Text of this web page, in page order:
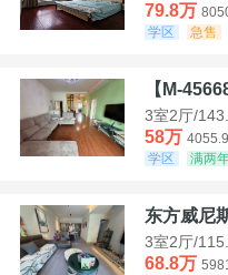
79.8万
学区
急售
【M-
3室2厅/
58万
学区
满两
东方威尼
3室2厅/
68.8万